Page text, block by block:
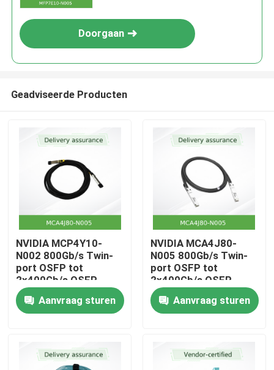
Huis
Producten
Doorgaan
Geadviseerde Producten
NVIDIA MCP4Y10-
N002 800Gb/s Twin-
port OSFP tot
2x400Gb/s OSFP
Passive Direct Attach
Copper Cable (DAC)
Aanvraag sturen
NVIDIA MCA4J80-
N005 800Gb/s Twin-
port OSFP tot
2x400Gb/s OSFP
InfiniBand Active
Copper Cable (ACC)
Aanvraag sturen